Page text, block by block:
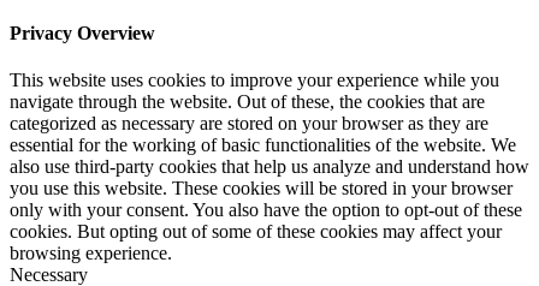
Privacy Overview
This website uses cookies to improve your experience while you
navigate through the website. Out of these, the cookies that are
categorized as necessary are stored on your browser as they are
essential for the working of basic functionalities of the website. We
also use third-party cookies that help us analyze and understand how
you use this website. These cookies will be stored in your browser
only with your consent. You also have the option to opt-out of these
cookies. But opting out of some of these cookies may affect your
browsing experience.
Necessary